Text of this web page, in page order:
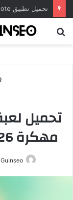
مهكرة 2026 للأندرويد APK مجانا
Guinseo